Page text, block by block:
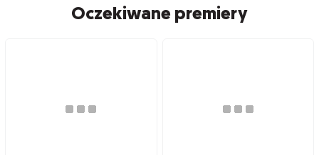
Oczekiwane premiery